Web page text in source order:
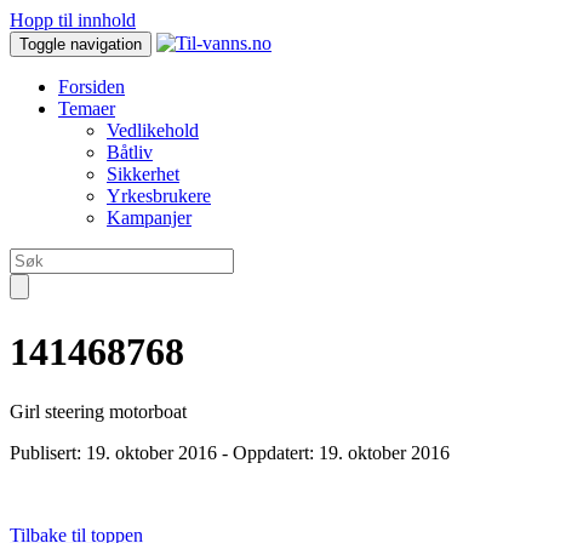
Hopp til innhold
Toggle navigation
Forsiden
Temaer
Vedlikehold
Båtliv
Sikkerhet
Yrkesbrukere
Kampanjer
141468768
Girl steering motorboat
Publisert: 19. oktober 2016 - Oppdatert: 19. oktober 2016
Tilbake til toppen